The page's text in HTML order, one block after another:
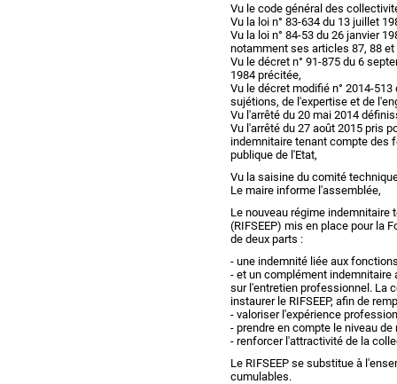
Vu le code général des
Vu la loi n° 83-634 du 13 juillet
Vu la loi n° 84-53 du 26 janvier
notamment ses articles 87, 88 et
Vu le décret n° 91-875 du 6
1984 précitée,
Vu le décret modifié n° 2014-
sujétions, de l'expertise et de
Vu l'arrêté du 20 mai 2014
Vu l'arrêté du 27 août 2015 pris
indemnitaire tenant compte des
publique de l'Etat,
Vu la saisine du comité
Le maire informe l'assemblée,
Le nouveau régime
(RIFSEEP) mis en place pour la
de deux parts :
- une indemnité liée aux
- et un complément indemnitaire
sur l'entretien professionnel. La
instaurer le RIFSEEP, afin de
- valoriser l'expérience
- prendre en compte le niveau
- renforcer l'attractivité de la
Le RIFSEEP se substitue à
cumulables.